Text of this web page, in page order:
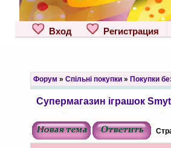
Вход Регистрация
Форум » Спільні покупки» Покупки
Супермагазин іграшок